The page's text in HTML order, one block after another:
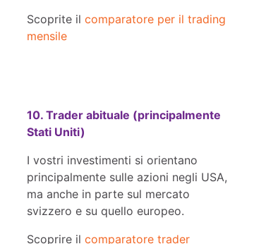
Scoprite il comparatore per il trading
mensile
10. Trader abituale (principalmente
Stati Uniti)
I vostri investimenti si orientano
principalmente sulle azioni negli USA,
ma anche in parte sul mercato
svizzero e su quello europeo.
Scoprire il comparatore trader